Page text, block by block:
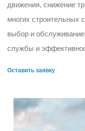
движения, снижение
многих строительных
выбор и
службы и
Оставить заявку